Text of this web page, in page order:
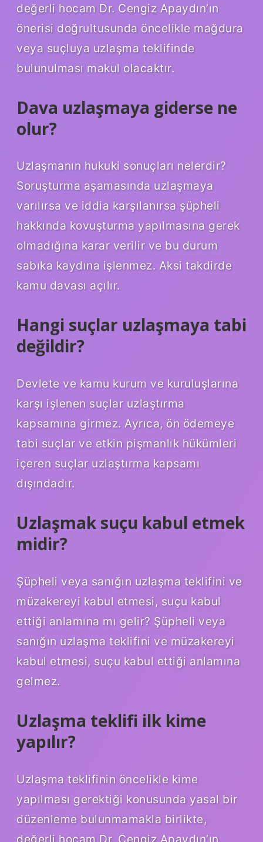
değerli hocam Dr. Cengiz Apaydın’ın
önerisi doğrultusunda öncelikle mağdura
veya suçluya uzlaşma teklifinde
bulunulması makul olacaktır.
Dava uzlaşmaya giderse ne
olur?
Uzlaşmanın hukuki sonuçları nelerdir?
Soruşturma aşamasında uzlaşmaya
varılırsa ve iddia karşılanırsa şüpheli
hakkında kovuşturma yapılmasına gerek
olmadığına karar verilir ve bu durum
sabıka kaydına işlenmez. Aksi takdirde
kamu davası açılır.
Hangi suçlar uzlaşmaya tabi
değildir?
Devlete ve kamu kurum ve kuruluşlarına
karşı işlenen suçlar uzlaştırma
kapsamına girmez. Ayrıca, ön ödemeye
tabi suçlar ve etkin pişmanlık hükümleri
içeren suçlar uzlaştırma kapsamı
dışındadır.
Uzlaşmak suçu kabul etmek
midir?
Şüpheli veya sanığın uzlaşma teklifini ve
müzakereyi kabul etmesi, suçu kabul
ettiği anlamına mı gelir? Şüpheli veya
sanığın uzlaşma teklifini ve müzakereyi
kabul etmesi, suçu kabul ettiği anlamına
gelmez.
Uzlaşma teklifi ilk kime
yapılır?
Uzlaşma teklifinin öncelikle kime
yapılması gerektiği konusunda yasal bir
düzenleme bulunmamakla birlikte,
değerli hocam Dr. Cengiz Apaydın’ın